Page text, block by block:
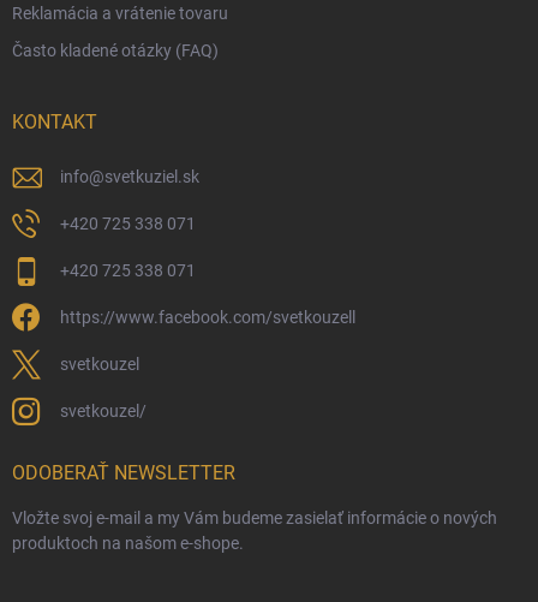
Reklamácia a vrátenie tovaru
Často kladené otázky (FAQ)
KONTAKT
info@svetkuziel.sk
+420 725 338 071
+420 725 338 071
https://www.facebook.com/svetkouzell
svetkouzel
svetkouzel/
ODOBERAŤ NEWSLETTER
Vložte svoj e-mail a my Vám budeme zasielať informácie o nových
produktoch na našom e-shope.